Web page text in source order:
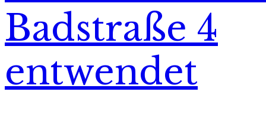
Badstraße 4
entwendet